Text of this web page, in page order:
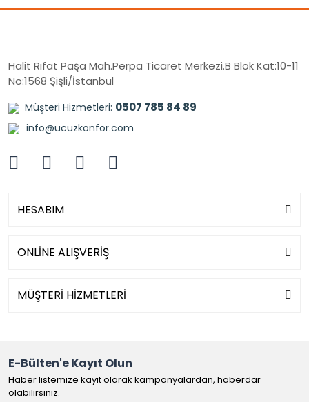
Halit Rıfat Paşa Mah.Perpa Ticaret Merkezi.B Blok Kat:10-11
No:1568 Şişli/İstanbul
Müşteri Hizmetleri: 0507 785 84 89
info@ucuzkonfor.com
HESABIM
ONLİNE ALIŞVERİŞ
MÜŞTERİ HİZMETLERİ
E-Bülten'e Kayıt Olun
Haber listemize kayıt olarak kampanyalardan, haberdar
olabilirsiniz.